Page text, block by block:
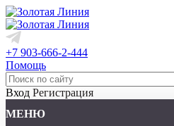
+7 903-666-2-444
Помощь
Вход Регистрация
МЕНЮ